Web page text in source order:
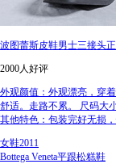
波图蕾斯皮鞋男士三接头
2000人好评
外观颜值：外观漂亮，穿
舒适。走路不累。 尺码大
其他特色：包装完好无损
女鞋2011
Bottega Veneta平跟松糕鞋